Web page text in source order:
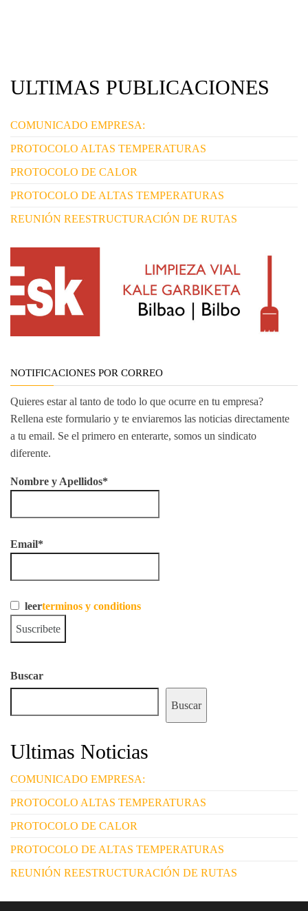
ULTIMAS PUBLICACIONES
COMUNICADO EMPRESA:
PROTOCOLO ALTAS TEMPERATURAS
PROTOCOLO DE CALOR
PROTOCOLO DE ALTAS TEMPERATURAS
REUNIÓN REESTRUCTURACIÓN DE RUTAS
NOTIFICACIONES POR CORREO
Quieres estar al tanto de todo lo que ocurre en tu empresa?
Rellena este formulario y te enviaremos las noticias directamente
a tu email. Se el primero en enterarte, somos un sindicato
diferente.
Nombre y Apellidos*
Email*
leerterminos y conditions
Buscar
Buscar
Ultimas Noticias
COMUNICADO EMPRESA:
PROTOCOLO ALTAS TEMPERATURAS
PROTOCOLO DE CALOR
PROTOCOLO DE ALTAS TEMPERATURAS
REUNIÓN REESTRUCTURACIÓN DE RUTAS